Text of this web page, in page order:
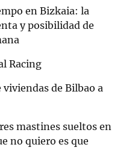
en Bizkaia: la
y posibilidad de
Racing
de Bilbao a
mastines sueltos en
no quiero es que